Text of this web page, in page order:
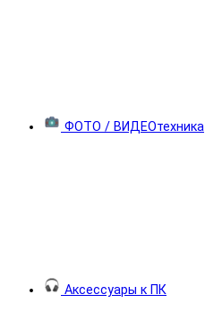
ФОТО / ВИДЕОтехника
Аксессуары к ПК